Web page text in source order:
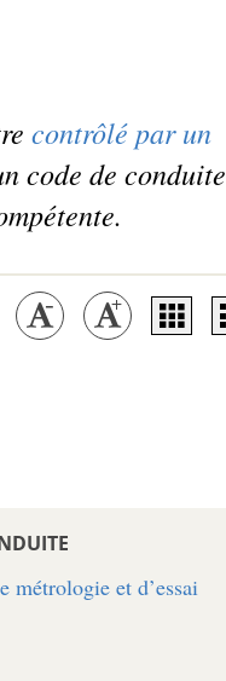
contrôlé par un
code de conduite
métrologie et d’essai